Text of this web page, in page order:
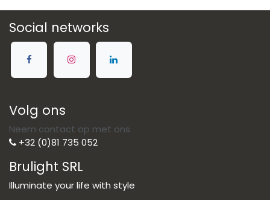
Social networks
Volg ons
Neem contact op met ons
+32 (0)81 735 052
Brulight SRL
Illuminate your life with style